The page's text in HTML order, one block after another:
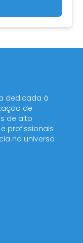
dedicada à
de
de alto
profissionais
no universo